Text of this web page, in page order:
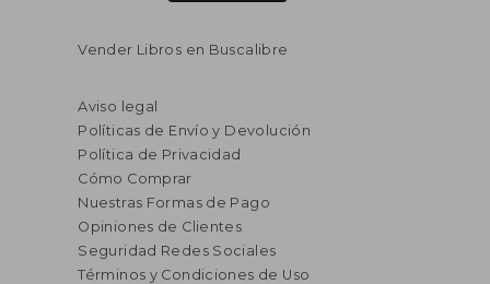
Vender Libros en Buscalibre
Aviso legal
Políticas de Envío y Devolución
Política de Privacidad
Cómo Comprar
Nuestras Formas de Pago
Opiniones de Clientes
Seguridad Redes Sociales
Términos y Condiciones de Uso